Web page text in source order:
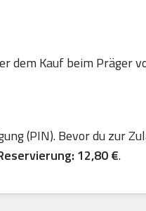
dem Kauf beim
(PIN). Bevor du zur
12,80 €.